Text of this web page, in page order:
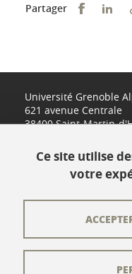
Partager
Université Grenoble
621 avenue Centrale
38400 Saint-Martin-
L'équipe éditoriale
Ce site utilise
votre